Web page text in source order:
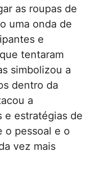
as roupas de
uma onda de
e
tentaram
simbolizou a
dentro da
a
e estratégias de
o pessoal e o
vez mais